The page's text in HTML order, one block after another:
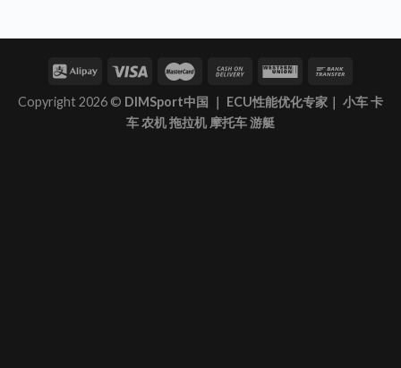
Copyright 2026 © DIMSport中国 ｜ ECU性能优化专家｜ 小车 卡
车 农机 拖拉机 摩托车 游艇